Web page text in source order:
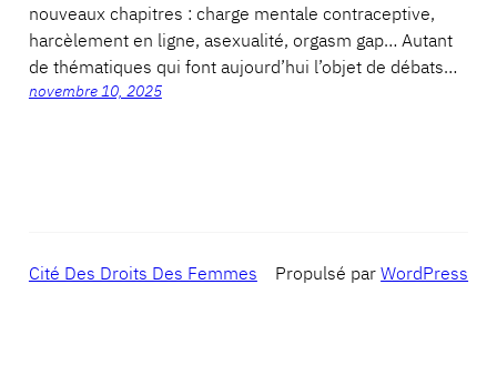
nouveaux chapitres : charge mentale contraceptive,
harcèlement en ligne, asexualité, orgasm gap… Autant
de thématiques qui font aujourd’hui l’objet de débats…
novembre 10, 2025
Cité Des Droits Des Femmes Propulsé parWordPress